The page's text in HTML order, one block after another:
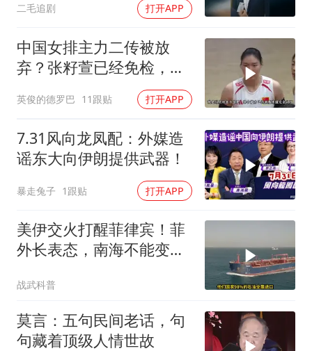
二毛追剧 打开APP
中国女排主力二传被放
弃？张籽萱已经免检，赵
英俊的德罗巴 11跟贴 打开APP
7.31风向龙凤配：外媒造
谣东大向伊朗提供武器！
暴走兔子 1跟贴 打开APP
美伊交火打醒菲律宾！菲
外长表态，南海不能变成
战武科普
莫言：五句民间老话，句
句藏着顶级人情世故